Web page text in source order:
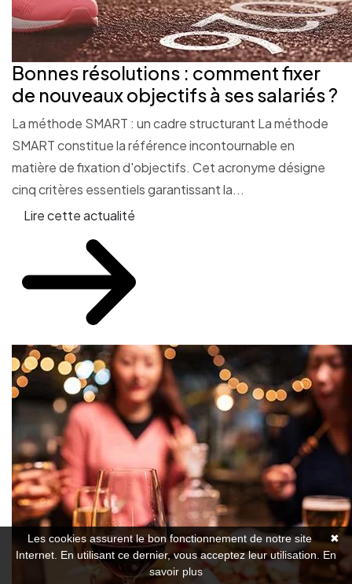
Bonnes résolutions : comment fixer
de nouveaux objectifs à ses salariés ?
La méthode SMART : un cadre structurant La méthode
SMART constitue la référence incontournable en
matière de fixation d'objectifs. Cet acronyme désigne
cinq critères essentiels garantissant la...
Lire cette actualité
✖
Les cookies assurent le bon fonctionnement de notre site
Internet. En utilisant ce dernier, vous acceptez leur utilisation.En
savoir plus